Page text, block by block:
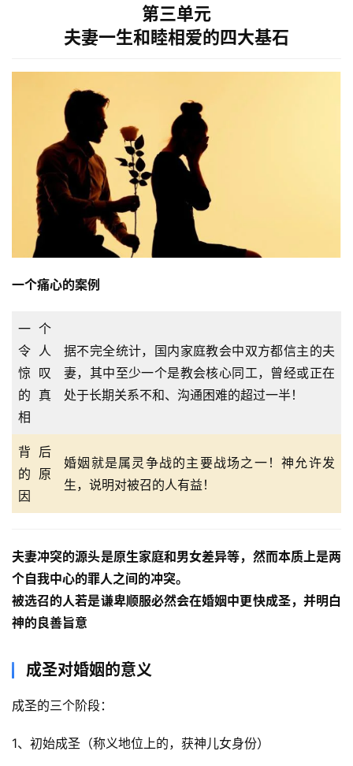
第三单元
夫妻一生和睦相爱的四大基石
一个痛心的案例
一个
令人
惊叹
的真
相
据不完全统计，国内家庭教会中双方都信主的夫
妻，其中至少一个是教会核心同工，曾经或正在
处于长期关系不和、沟通困难的超过一半！
背后
的原
因
婚姻就是属灵争战的主要战场之一！神允许发
生，说明对被召的人有益！
夫妻冲突的源头是原生家庭和男女差异等，然而本质上是两
个自我中心的罪人之间的冲突。
被选召的人若是谦卑顺服必然会在婚姻中更快成圣，并明白
神的良善旨意
成圣对婚姻的意义
成圣的三个阶段：
1、初始成圣（称义地位上的，获神儿女身份）